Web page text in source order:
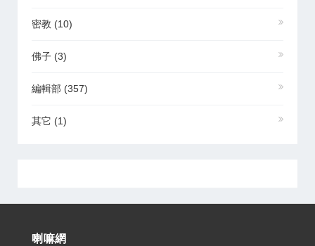
密教 (10)
佛子 (3)
編輯部 (357)
其它 (1)
喇嘛網